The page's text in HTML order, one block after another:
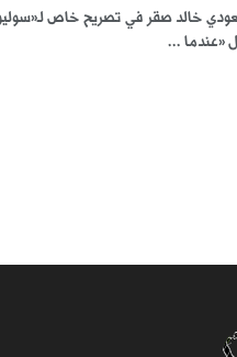
خالد صقر في تصريح خاص
«عندما ...